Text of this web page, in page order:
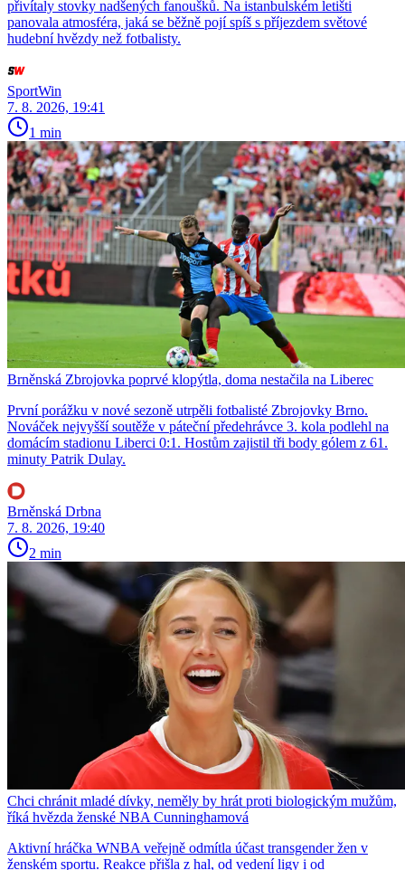
přivítaly stovky nadšených fanoušků. Na istanbulském letišti
panovala atmosféra, jaká se běžně pojí spíš s příjezdem světové
hudební hvězdy než fotbalisty.
SportWin
7. 8. 2026, 19:41
1 min
Brněnská Zbrojovka poprvé klopýtla, doma nestačila na Liberec
První porážku v nové sezoně utrpěli fotbalisté Zbrojovky Brno.
Nováček nejvyšší soutěže v páteční předehrávce 3. kola podlehl na
domácím stadionu Liberci 0:1. Hostům zajistil tři body gólem z 61.
minuty Patrik Dulay.
Brněnská Drbna
7. 8. 2026, 19:40
2 min
Chci chránit mladé dívky, neměly by hrát proti biologickým mužům,
říká hvězda ženské NBA Cunninghamová
Aktivní hráčka WNBA veřejně odmítla účast transgender žen v
ženském sportu. Reakce přišla z hal, od vedení ligy i od